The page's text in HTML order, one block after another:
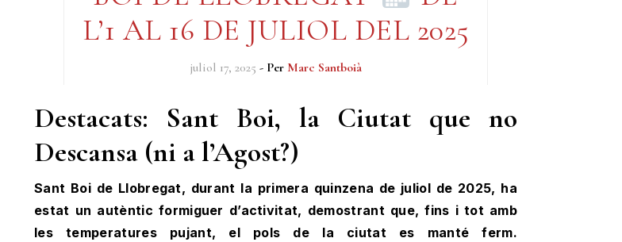
L’1 AL 16 DE JULIOL DEL 2025
juliol 17, 2025 - Per Marc Santboià
Destacats: Sant Boi, la Ciutat que no
Descansa (ni a l’Agost?)
Sant Boi de Llobregat, durant la primera quinzena de juliol de 2025, ha
estat un autèntic formiguer d’activitat, demostrant que, fins i tot amb
les temperatures pujant, el pols de la ciutat es manté ferm.